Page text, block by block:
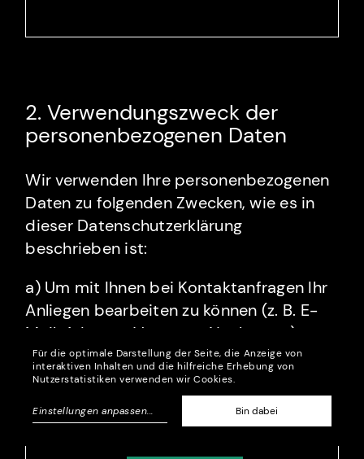
2. Verwendungszweck der
personenbezogenen Daten
Wir verwenden Ihre personenbezogenen
Daten zu folgenden Zwecken, wie es in
dieser Datenschutzerklärung
beschrieben ist:
a) Um mit Ihnen bei Kontaktanfragen Ihr
Anliegen bearbeiten zu können (z. B. E-
Mail-Adresse, Vorname, Nachname)
Inhalte von externen Mediendiensten wie YouTube,
Für die optimale Darstellung der Seite, die Anzeige von
interaktiven Inhalten und die hilfreiche Erhebung von
Nutzerstatistiken verwenden wir Cookies.
Einstellungen anpassen... Bin dabei